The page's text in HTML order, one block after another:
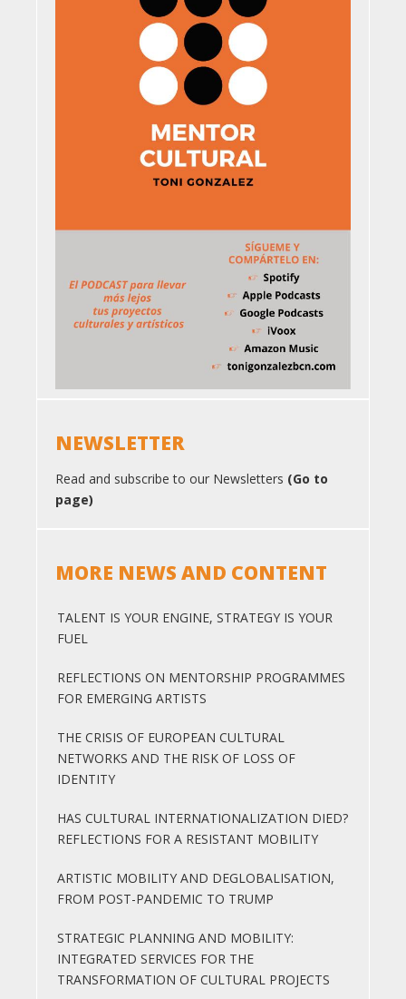
NEWSLETTER
Read and subscribe to our Newsletters (Go to
page)
MORE NEWS AND CONTENT
TALENT IS YOUR ENGINE, STRATEGY IS YOUR
FUEL
REFLECTIONS ON MENTORSHIP PROGRAMMES
FOR EMERGING ARTISTS
THE CRISIS OF EUROPEAN CULTURAL
NETWORKS AND THE RISK OF LOSS OF
IDENTITY
HAS CULTURAL INTERNATIONALIZATION DIED?
REFLECTIONS FOR A RESISTANT MOBILITY
ARTISTIC MOBILITY AND DEGLOBALISATION,
FROM POST-PANDEMIC TO TRUMP
STRATEGIC PLANNING AND MOBILITY:
INTEGRATED SERVICES FOR THE
TRANSFORMATION OF CULTURAL PROJECTS